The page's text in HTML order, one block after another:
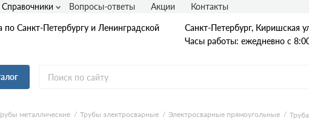
по Санкт-Петербургу и Ленинградской
Санкт-Петербург, Киришская
Часы работы: ежедневно с
Справочники Вопросы-ответы Акции Контакты
металлические Трубы электросварные Электросварные прямоугольные